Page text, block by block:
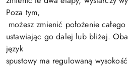
Poza tym,
możesz zmienić położenie
ustawiając go dalej lub bliżej.
język
spustowy ma regulowaną